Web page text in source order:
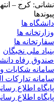
نشانی: کرج –
پیوندها
دانشگاه ها
وزارتخانه ها
سفارتخانه ها
بنیاد ملی نخبگان
صندوق رفاه
سامانه شکایات
سامانه تدارکات
پایگاه اطلاع
پایگاه اطلاع